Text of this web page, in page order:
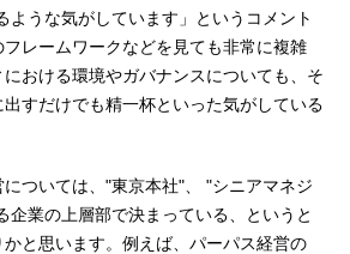
ような気がしています」というコメント
レームワークなどを見ても非常に複雑
おける環境やガバナンスについても、そ
すだけでも精一杯といった気がしている
ついては、"東京本社"、 "シニアマネジ
企業の上層部で決まっている、というと
と思います。例えば、パーパス経営の